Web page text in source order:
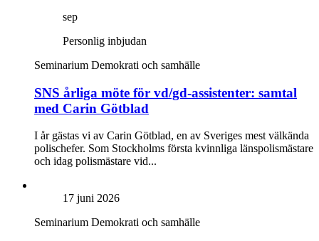
sep
Personlig inbjudan
Seminarium Demokrati och samhälle
SNS årliga möte för vd/gd-assistenter: samtal
med Carin Götblad
I år gästas vi av Carin Götblad, en av Sveriges mest välkända
polischefer. Som Stockholms första kvinnliga länspolismästare
och idag polismästare vid...
17 juni 2026
Seminarium Demokrati och samhälle